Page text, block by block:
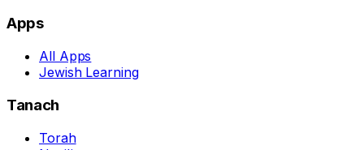
Apps
All Apps
Jewish Learning
Tanach
Torah